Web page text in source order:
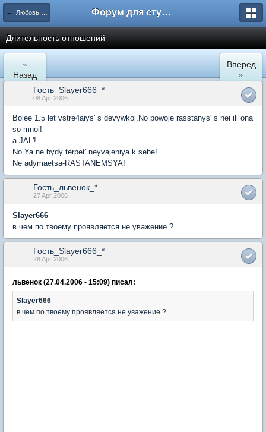
← Любовь и романтические отношения Форум для студента СГА
Длительность отношений
«
Назад
Вперед
»
Гость_Slayer666_*
08 Apr 2006
Bolee 1.5 let vstre4aiys' s devywkoi,No powoje rasstanys' s nei ili ona
so mnoi!
a JAL'!
No Ya ne bydy terpet' neyvajeniya k sebe!
Ne adymaetsa-RASTANEMSYA!
Гость_львенок_*
27 Apr 2006
Slayer666
в чем по твоему проявляется не уважение ?
Гость_Slayer666_*
28 Apr 2006
львенок (27.04.2006 - 15:09) писал:
Slayer666
в чем по твоему проявляется не уважение ?